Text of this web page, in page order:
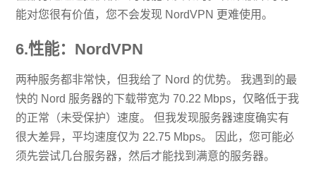
能对您很有价值，您不会发现 NordVPN 更难使用。
6.性能：NordVPN
两种服务都非常快，但我给了 Nord 的优势。 我遇到的最
快的 Nord 服务器的下载带宽为 70.22 Mbps，仅略低于我
的正常（未受保护）速度。 但我发现服务器速度确实有
很大差异，平均速度仅为 22.75 Mbps。 因此，您可能必
须先尝试几台服务器，然后才能找到满意的服务器。